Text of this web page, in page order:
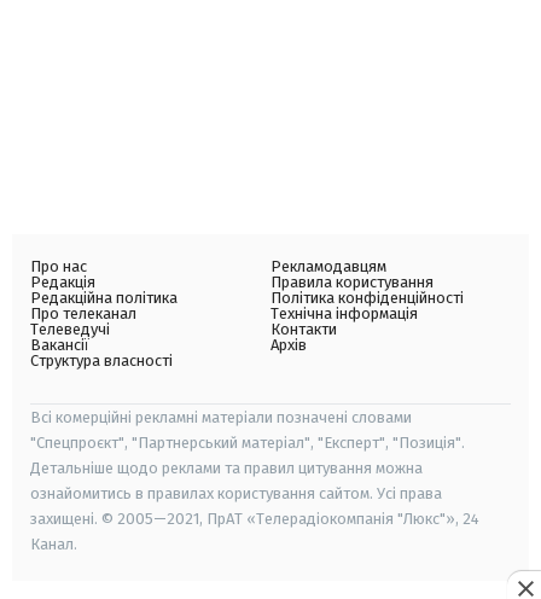
Про нас
Редакція
Редакційна політика
Про телеканал
Телеведучі
Вакансії
Структура власності
Рекламодавцям
Правила користування
Політика конфіденційності
Технічна інформація
Контакти
Архів
Всі комерційні рекламні матеріали позначені словами
"Спецпроєкт", "Партнерський матеріал", "Експерт", "Позиція".
Детальніше щодо реклами та правил цитування можна
ознайомитись в правилах користування сайтом. Усі права
захищені. © 2005—2021, ПрАТ «Телерадіокомпанія "Люкс"», 24
Канал.